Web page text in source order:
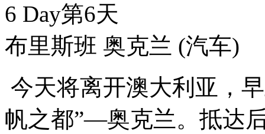
6 Day第6天
布里斯班 奥克兰 (汽车)
今天将离开澳大利亚，
帆之都”—奥克兰。抵达